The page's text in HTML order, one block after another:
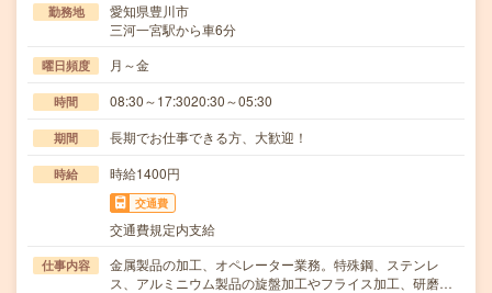
勤務地
愛知県豊川市
三河一宮駅から車6分
曜日頻度 月～金
時間 08:30～17:3020:30～05:30
期間 長期でお仕事できる方、大歓迎！
時給 時給1400円
交通費
交通費規定内支給
仕事内容
金属製品の加工、オペレーター業務。特殊鋼、ステンレ
ス、アルミニウム製品の旋盤加工やフライス加工、研磨…